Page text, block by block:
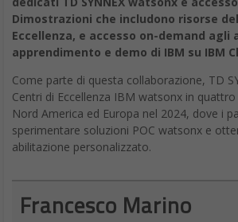
Dimostrazioni che includono risorse
Eccellenza, e accesso on-demand agli
apprendimento e demo di IBM su IBM
Come parte di questa collaborazione, TD
Centri di Eccellenza IBM watsonx in quattro
Nord America ed Europa nel 2024, dove i
sperimentare soluzioni POC watsonx e
abilitazione personalizzato.
Francesco Marino